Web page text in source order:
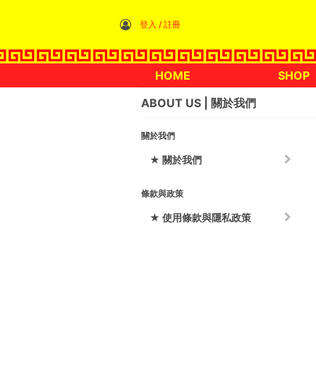
登入 / 註冊
HOME SHOP
ABOUT US
關於我們
關於我們
★ 關於我們
條款與政策
★ 使用條款與隱私政策